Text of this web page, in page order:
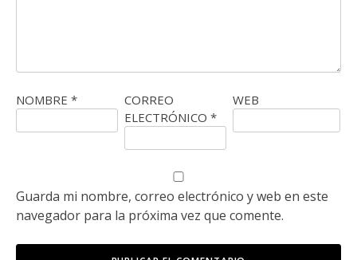
NOMBRE *
CORREO
ELECTRÓNICO *
WEB
Guarda mi nombre, correo electrónico y web en este
navegador para la próxima vez que comente.